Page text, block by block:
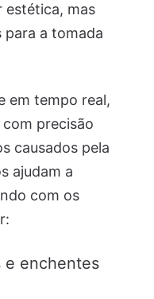
estética, mas
para a tomada
em tempo real,
precisão
causados pela
ajudam a
com os
e enchentes